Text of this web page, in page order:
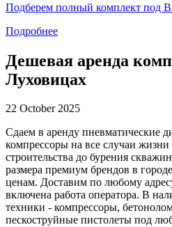
Подберем полный комплект под
Подробнее
Дешевая аренда
Луховицах
22 October 2025
Сдаем в аренду пневматические
компрессоры на все случаи
строительства до бурения
размера премиум брендов в
ценам. Доставим по любому
включена работа оператора. В
техники - компрессоры,
пескоструйные пистолеты под